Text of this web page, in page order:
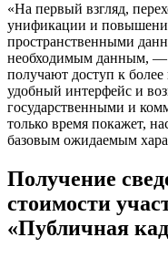
«На первый взгляд,
унификации и
пространственными
необходимым данным, —
получают доступ к
удобный интерфейс и
государственными и
только время покажет,
базовым ожидаемым
Получение
стоимости
«Публичная